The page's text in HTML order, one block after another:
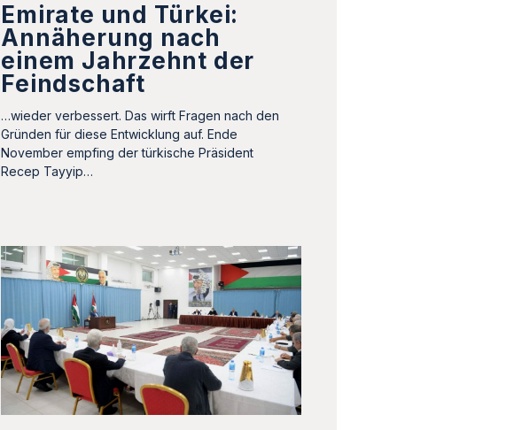
Emirate und Türkei:
Annäherung nach
einem Jahrzehnt der
Feindschaft
…wieder verbessert. Das wirft Fragen nach den
Gründen für diese Entwicklung auf. Ende
November empfing der türkische Präsident
Recep Tayyip…